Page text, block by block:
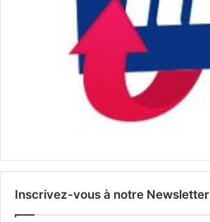
Inscrivez-vous à notre Newsletter